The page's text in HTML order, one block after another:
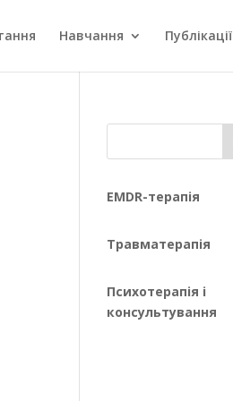
Навчання Публікації
EMDR-терапія
Травматерапія
Психотерапія і
консультування